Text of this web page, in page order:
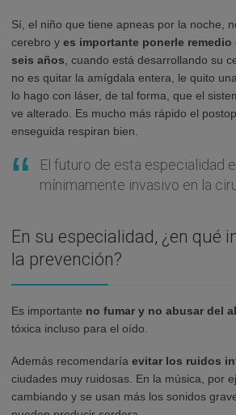
Sí, el niño que tiene apneas por la noche,
cerebro y es importante ponerle remedio
seis años, cuando está desarrollando su
no es quitar la amígdala entera, le quito
lo hago con láser, de tal forma, que el
ve alterado. Es mucho más rápido el
enseguida respiran bien.
El futuro de esta especialidad
mínimamente invasivo en la
En su especialidad, ¿en qué
la prevención?
Es importante no fumar y no abusar del
tóxica incluso para el oído.
Además recomendaría evitar los ruidos
ciudades muy ruidosas. En la música, por
cambiando y se usan más los sonidos